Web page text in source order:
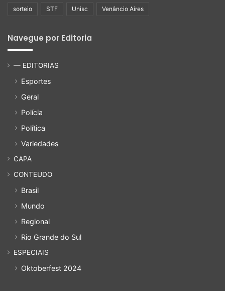
sorteio STF Unisc Venâncio Aires
Navegue por Editoria
— EDITORIAS
Esportes
Geral
Polícia
Política
Variedades
CAPA
CONTEUDO
Brasil
Mundo
Regional
Rio Grande do Sul
ESPECIAIS
Oktoberfest 2024